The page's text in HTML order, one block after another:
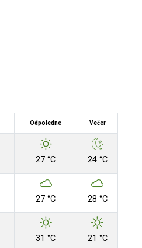
Odpoledne Večer
27 °C 24 °C
27 °C 28 °C
31 °C 21 °C